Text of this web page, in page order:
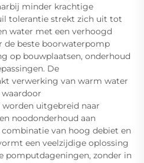
minder krachtige
tolerantie strekt zich uit tot
water met een verhoogd
de beste boorwaterpomp
op bouwplaatsen, onderhoud
De
verwerking van warm water
waardoor
uitgebreid naar
noodonderhoud aan
van hoog debiet en
een veelzijdige oplossing
pomputdageningen, zonder in